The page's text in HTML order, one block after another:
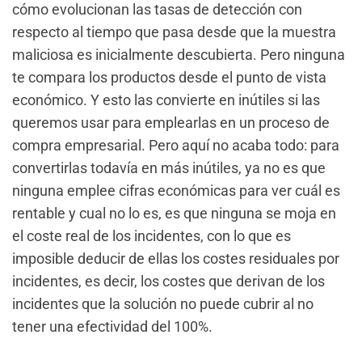
cómo evolucionan las tasas de detección con
respecto al tiempo que pasa desde que la muestra
maliciosa es inicialmente descubierta. Pero ninguna
te compara los productos desde el punto de vista
económico. Y esto las convierte en inútiles si las
queremos usar para emplearlas en un proceso de
compra empresarial. Pero aquí no acaba todo: para
convertirlas todavía en más inútiles, ya no es que
ninguna emplee cifras económicas para ver cuál es
rentable y cual no lo es, es que ninguna se moja en
el coste real de los incidentes, con lo que es
imposible deducir de ellas los costes residuales por
incidentes, es decir, los costes que derivan de los
incidentes que la solución no puede cubrir al no
tener una efectividad del 100%.